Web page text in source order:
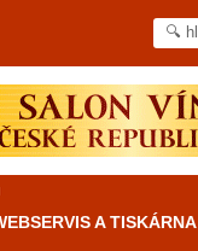
A TISKÁRNA